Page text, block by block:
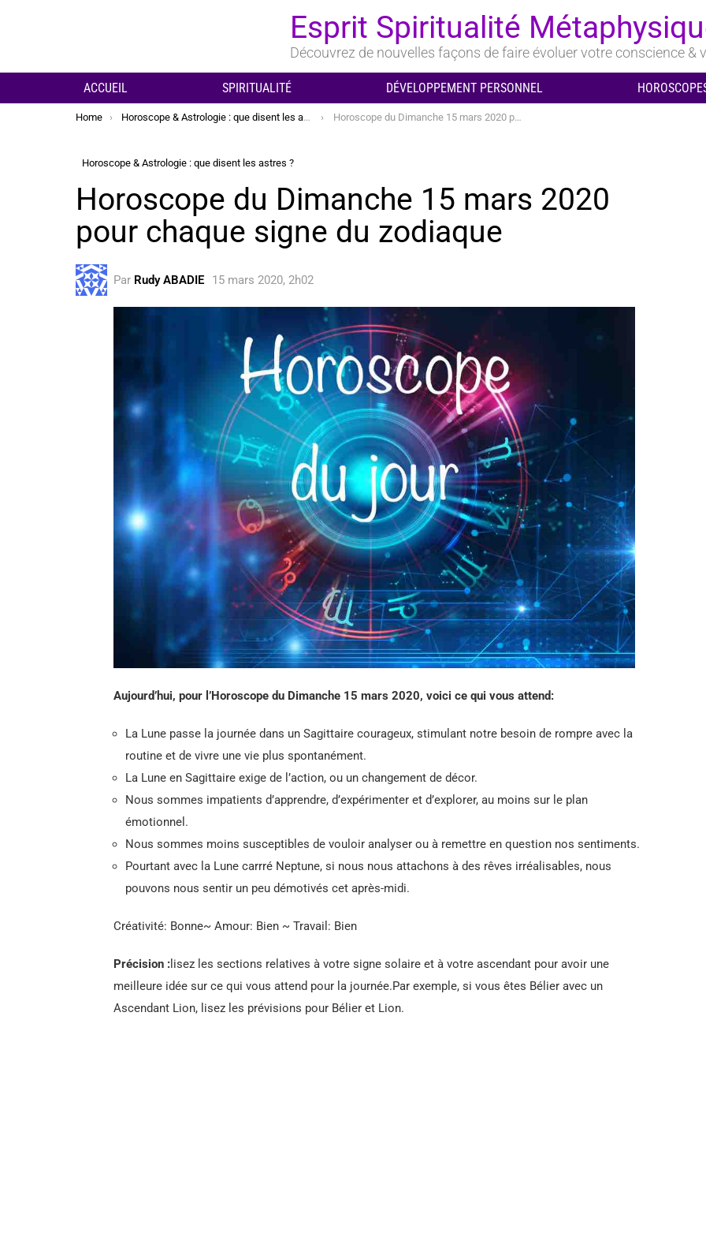
Esprit Spiritualité
Découvrez de nouvelles façons de faire évoluer votre conscience &
ACCUEIL SPIRITUALITÉ DÉVELOPPEMENT PERSONNEL
You are here:
Home Horoscope & Astrologie : que disent les astres ? Horoscope du Dimanche 15 mars 2020 pour chaque signe du zodiaque
Horoscope & Astrologie : que disent les astres ?
Horoscope du Dimanche 15 mars 2020
pour chaque signe du zodiaque
Par Rudy ABADIE 15 mars 2020, 2h02
Aujourd’hui, pour l’Horoscope du Dimanche 15 mars 2020, voici ce qui vous attend:
La Lune passe la journée dans un Sagittaire courageux, stimulant notre besoin de rompre avec la
routine et de vivre une vie plus spontanément.
La Lune en Sagittaire exige de l’action, ou un changement de décor.
Nous sommes impatients d’apprendre, d’expérimenter et d’explorer, au moins sur le plan
émotionnel.
Nous sommes moins susceptibles de vouloir analyser ou à remettre en question nos sentiments.
Pourtant avec la Lune carrré Neptune, si nous nous attachons à des rêves irréalisables, nous
pouvons nous sentir un peu démotivés cet après-midi.
Créativité: Bonne~ Amour: Bien ~ Travail: Bien
Précision : lisez les sections relatives à votre signe solaire et à votre ascendant pour avoir une
meilleure idée sur ce qui vous attend pour la journée.Par exemple, si vous êtes Bélier avec un
Ascendant Lion, lisez les prévisions pour Bélier et Lion.